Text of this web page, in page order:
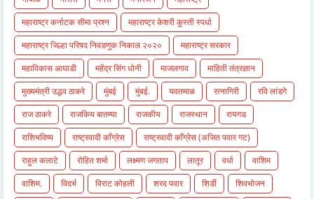
महाराष्ट्र कर्नाटक सीमा प्रश्न
महाराष्ट्र केशरी कुस्ती स्पर्धा
महाराष्ट्र जिल्हा परिषद निवडणुक निकाल २०२०
महाराष्ट्र सरकार
महाविकास आघाडी
महेंद्र सिंग धोनी माजलगाव
माहिती तंत्रज्ञान
मुख्यमंत्री उद्धव ठाकरे
मुंबई मुंबई. यवतमाळ रत्नागिरी
रवि लांडगे
राज ठाकरे
राजकिय बातम्या राजकीय राजस्थान
रायगड
राशिभविष्य
राष्ट्रवादी काँग्रेस
राष्ट्रवादी काँग्रेस (अजित पवार गट)
राहुल कलाटे
रोहित शर्मा लक्ष्मण जगताप लातूर वर्धा
वाशिम
वाशिम.
विदर्भ विराट कोहली शरद पवार शिर्डी
शिवभोजन